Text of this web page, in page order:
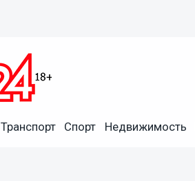
Транспорт Спорт Недвижимость